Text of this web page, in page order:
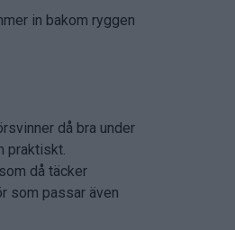
in bakom ryggen
då bra under
praktiskt.
då täcker
som passar även